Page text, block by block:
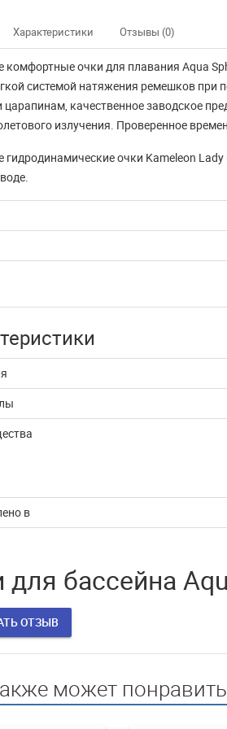
не доступны
через ЮКассу
покупатели! В связи с
документов,
Наш
В эти
магазин
ЧИТАТЬ
Характеристики Отзывы (0)
комфортные очки для плавания Aqua
системой натяжения ремешков
царапинам, качественное заводское
излучения. Проверенное
гидродинамические очки Kameleon Lady
в
для бассейна
ОТЗЫВ
может